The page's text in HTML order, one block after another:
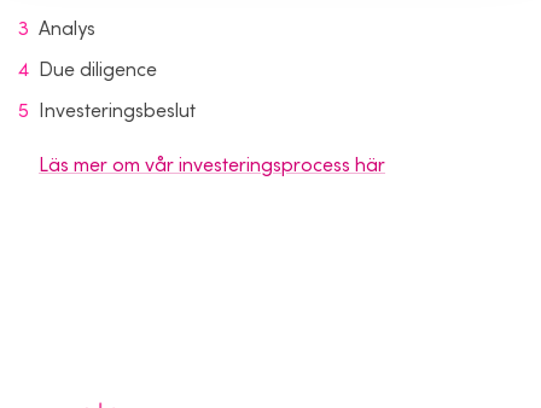
Analys
Due diligence
Investeringsbeslut
Läs mer om vår investeringsprocess här